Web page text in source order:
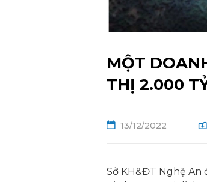
MỘT
THỊ 2.000
13/12/2022
Sở KH&ĐT Nghệ